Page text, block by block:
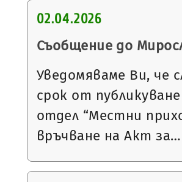
02.04.2026
Съобщение до
Уведомяваме Ви, че
срок от
отдел “Местни
връчване на Акт за…